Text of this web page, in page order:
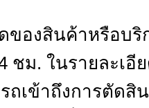
ของสินค้าหรือบริ
ม. ในรายละเอี
เข้าถึงการตัดสิ